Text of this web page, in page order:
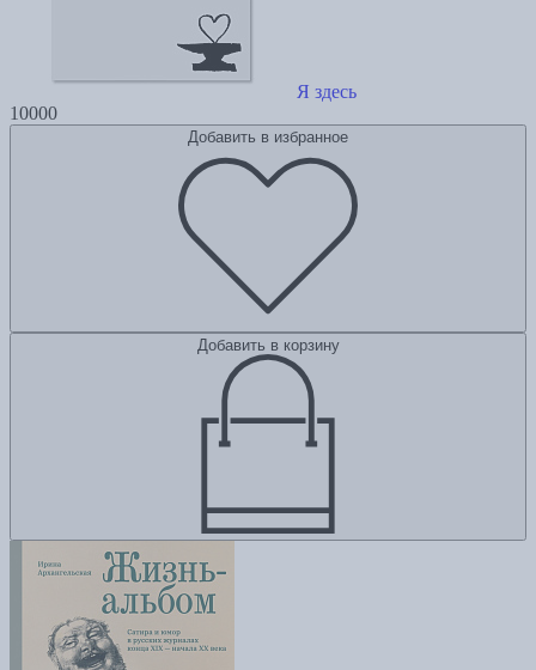
Я здесь
10000
Добавить в избранное
Добавить в корзину